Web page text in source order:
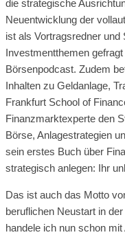
die strategische
Neuentwicklung der
ist als Vortragsredner und
Investmentthemen
Börsenpodcast. Zudem
Inhalten zu Geldanlage,
Frankfurt School of
Finanzmarktexperte den
Börse, Anlagestrategien
sein erstes Buch über
strategisch anlegen: Ihr
Das ist auch das Motto
beruflichen Neustart in
handele ich nun schon